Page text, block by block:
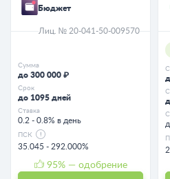
Бюджет
Лиц. № 20-041-50-009570
Сумма
до 300 000 ₽
Срок
до 1095 дней
Ставка
0.2 - 0.8% в день
ПСК
35.045 - 292.000%
95% — одобрение